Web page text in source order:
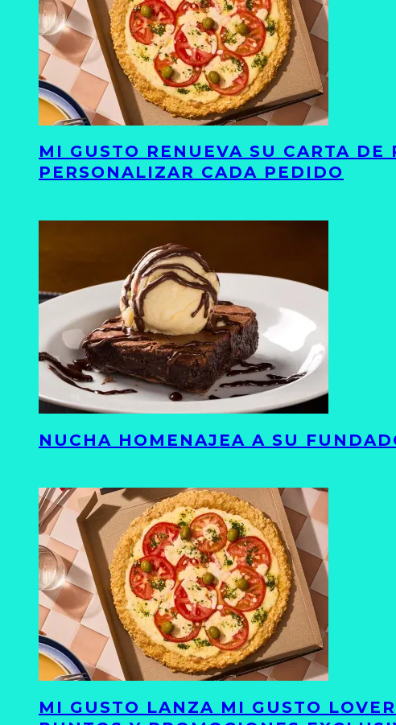
MI GUSTO RENUEVA SU CARTA
PERSONALIZAR CADA PEDIDO
NUCHA HOMENAJEA A SU
MI GUSTO LANZA MI GUSTO